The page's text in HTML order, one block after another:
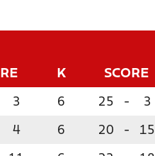
K SCORE
3 6 25 - 3
4 6 20 - 15